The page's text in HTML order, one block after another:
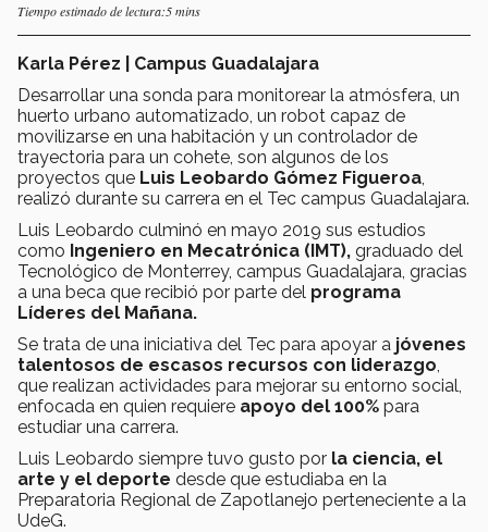
Tiempo estimado de lectura:5 mins
Karla Pérez | Campus Guadalajara
Desarrollar una sonda para monitorear la atmósfera, un
huerto urbano automatizado, un robot capaz de
movilizarse en una habitación y un controlador de
trayectoria para un cohete, son algunos de los
proyectos que Luis Leobardo Gómez Figueroa
realizó durante su carrera en el Tec campus Guadalajara.
Luis Leobardo culminó en mayo 2019 sus estudios
como Ingeniero en Mecatrónica (IMT), graduado del
Tecnológico de Monterrey, campus Guadalajara, gracias
a una beca que recibió por parte del programa
Líderes del Mañana.
Se trata de una iniciativa del Tec para apoyar a jóvenes
talentosos de escasos recursos con liderazgo
que realizan actividades para mejorar su entorno social,
enfocada en quien requiere apoyo del 100% para
estudiar una carrera.
Luis Leobardo siempre tuvo gusto por la ciencia, el
arte y el deporte desde que estudiaba en la
Preparatoria Regional de Zapotlanejo perteneciente a la
UdeG.